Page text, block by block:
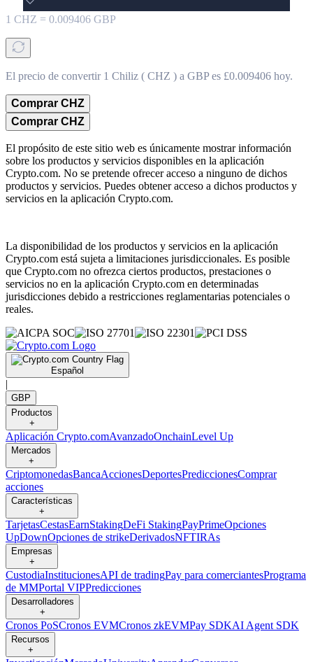
1 CHZ = 0.009406 GBP
El precio de convertir 1 Chiliz ( CHZ ) a GBP es £0.009406 hoy.
Comprar CHZ
Comprar CHZ
El propósito de este sitio web es únicamente mostrar información
sobre los productos y servicios disponibles en la aplicación
Crypto.com. No se pretende ofrecer acceso a ninguno de dichos
productos y servicios. Puedes obtener acceso a dichos productos y
servicios en la aplicación Crypto.com.
La disponibilidad de los productos y servicios en la aplicación
Crypto.com está sujeta a limitaciones jurisdiccionales. Es posible
que Crypto.com no ofrezca ciertos productos, prestaciones o
servicios no en la aplicación Crypto.com en determinadas
jurisdicciones debido a restricciones reglamentarias potenciales o
reales.
Español
|
GBP
Productos
+
Aplicación Crypto.comAvanzadoOnchainLevel Up
Mercados
+
CriptomonedasBancaAccionesDeportesPrediccionesComprar
acciones
Características
+
TarjetasCestasEarnStakingDeFi StakingPayPrimeOpciones
UpDownOpciones de strikeDerivadosNFTIRAs
Empresas
+
CustodiaInstitucionesAPI de tradingPay para comerciantesPrograma
de MMPortal VIPPredicciones
Desarrolladores
+
Cronos PoSCronos EVMCronos zkEVMPay SDKAI Agent SDK
Recursos
+